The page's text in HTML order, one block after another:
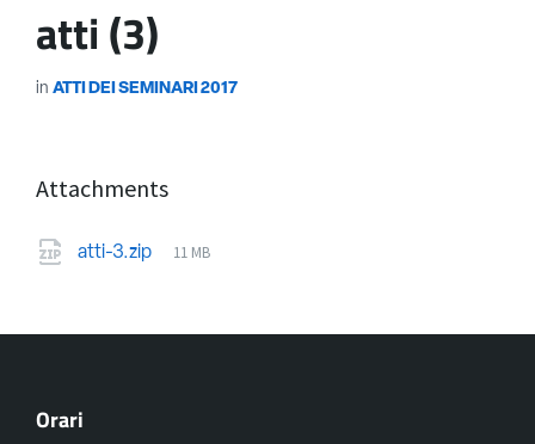
atti (3)
in ATTI DEI SEMINARI 2017
Attachments
atti-3.zip 11 MB
Orari